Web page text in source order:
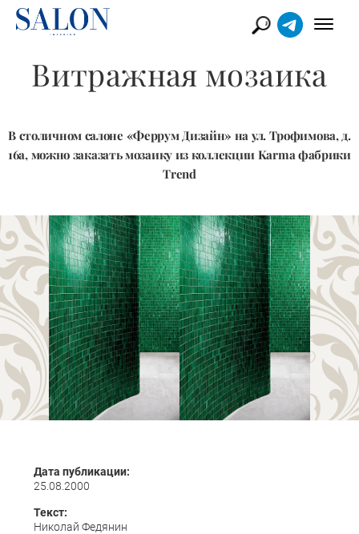
Витражная мозаика
В столичном салоне «Феррум Дизайн» на ул. Трофимова, д.
16а, можно заказать мозаику из коллекции Karma фабрики
Trend
Дата публикации:
25.08.2000
Текст:
Николай Федянин